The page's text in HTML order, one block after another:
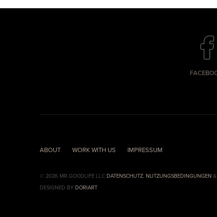
ABOUT WORK WITH US IMPRESSUM
© 2026 MR.GOODLIFE LLC DATENSCHUTZ NUTZUNGSBEDINGUNGEN
DESIGNED BY DORIART